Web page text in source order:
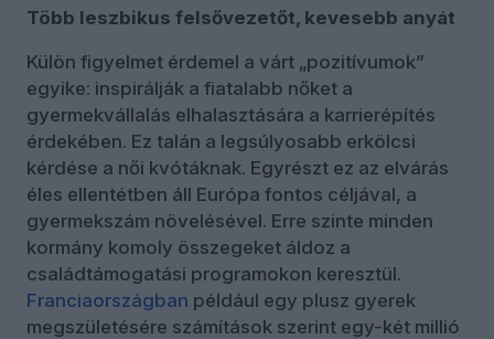
Több leszbikus felsővezetőt, kevesebb anyát
Külön figyelmet érdemel a várt „pozitívumok”
egyike: inspirálják a fiatalabb nőket a
gyermekvállalás elhalasztására a karrierépítés
érdekében. Ez talán a legsúlyosabb erkölcsi
kérdése a női kvótáknak. Egyrészt ez az elvárás
éles ellentétben áll Európa fontos céljával, a
gyermekszám növelésével. Erre szinte minden
kormány komoly összegeket áldoz a
családtámogatási programokon keresztül.
Franciaországban például egy plusz gyerek
megszületésére számítások szerint egy-két millió